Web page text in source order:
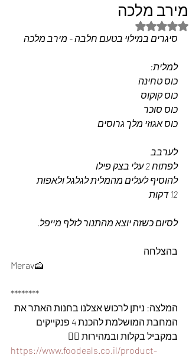
מירב מלכה
דירוג של NaN מתוך 5 כוכבים
סיגרים במילוי בטעם חלבה - מירב מלכה
למלית:
כוס טחינה
כוס קוקוס
כוס סוכר
כוס אגוזי מלך גרוסים
לערבב
לפתוח 2 עלי בצק פילו
להוסיף לעלים מהמלית לגלגל ולאפות
12 דקות
לסיום כשזה יוצא מהתנור לזלף מייפל.
בהצלחה
Merav🍰
********
המלצה: ניתן לרכוש אצלנו בחנות האתר את
המחבת המושלמת להכנת 4 פנקייקים
במקביל בקלות ובמהירות 👇🏽
https://www.foodeals.co.il/product-